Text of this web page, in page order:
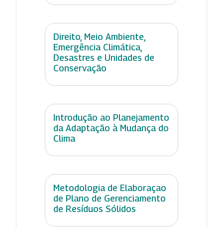
Direito, Meio Ambiente,
Emergência Climática,
Desastres e Unidades de
Conservação
Introdução ao Planejamento
da Adaptação à Mudança do
Clima
Metodologia de Elaboraçao
de Plano de Gerenciamento
de Resíduos Sólidos